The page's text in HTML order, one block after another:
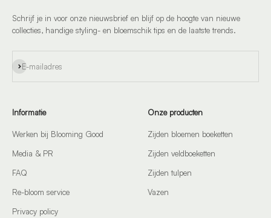
Schrijf je in voor onze nieuwsbrief en blijf op de hoogte van nieuwe
collecties, handige styling- en bloemschik tips en de laatste trends.
E-mailadres
Abonneren
Informatie
Werken bij Blooming Good
Media & PR
FAQ
Re-bloom service
Privacy policy
Onze producten
Zijden bloemen boeketten
Zijden veldboeketten
Zijden tulpen
Vazen